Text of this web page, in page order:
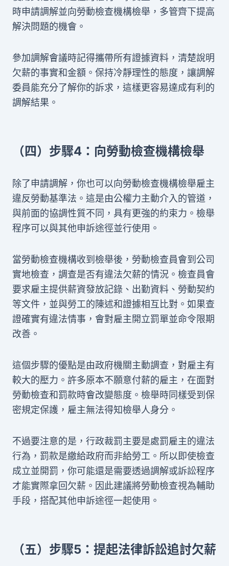
時申請調解並向勞動檢查機構檢舉，多管齊下提高
解決問題的機會。
參加調解會議時記得攜帶所有證據資料，清楚說明
欠薪的事實和金額。保持冷靜理性的態度，讓調解
委員能充分了解你的訴求，這樣更容易達成有利的
調解結果。
（四）步驟4：向勞動檢查機構檢舉
除了申請調解，你也可以向勞動檢查機構檢舉雇主
違反勞動基準法。這是由公權力主動介入的管道，
與前面的協調性質不同，具有更強的約束力。檢舉
程序可以與其他申訴途徑並行使用。
當勞動檢查機構收到檢舉後，勞動檢查員會到公司
實地檢查，調查是否有違法欠薪的情況。檢查員會
要求雇主提供薪資發放記錄、出勤資料、勞動契約
等文件，並與勞工的陳述和證據相互比對。如果查
證確實有違法情事，會對雇主開立罰單並命令限期
改善。
這個步驟的優點是由政府機關主動調查，對雇主有
較大的壓力。許多原本不願意付薪的雇主，在面對
勞動檢查和罰款時會改變態度。檢舉時同樣受到保
密規定保護，雇主無法得知檢舉人身分。
不過要注意的是，行政裁罰主要是處罰雇主的違法
行為，罰款是繳給政府而非給勞工。所以即使檢查
成立並開罰，你可能還是需要透過調解或訴訟程序
才能實際拿回欠薪。因此建議將勞動檢查視為輔助
手段，搭配其他申訴途徑一起使用。
（五）步驟5：提起法律訴訟追討欠薪